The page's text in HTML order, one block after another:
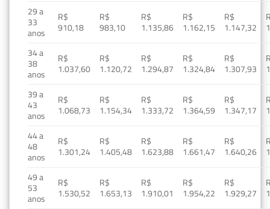
29 a
33
anos
R$
910,18
R$
983,10
R$
1.135,86
R$
1.162,15
R$
1.147,32
34 a
38
anos
R$
1.037,60
R$
1.120,72
R$
1.294,87
R$
1.324,84
R$
1.307,93
39 a
43
anos
R$
1.068,73
R$
1.154,34
R$
1.333,72
R$
1.364,59
R$
1.347,17
44 a
48
anos
R$
1.301,24
R$
1.405,48
R$
1.623,88
R$
1.661,47
R$
1.640,26
49 a
53
anos
R$
1.530,52
R$
1.653,13
R$
1.910,01
R$
1.954,22
R$
1.929,27